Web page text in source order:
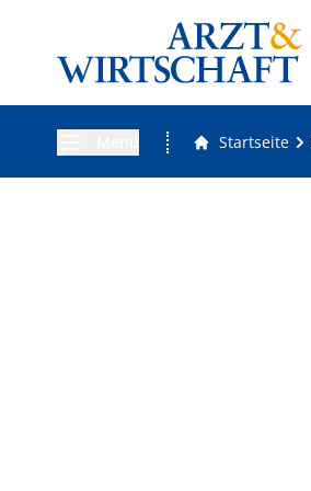
Startseite